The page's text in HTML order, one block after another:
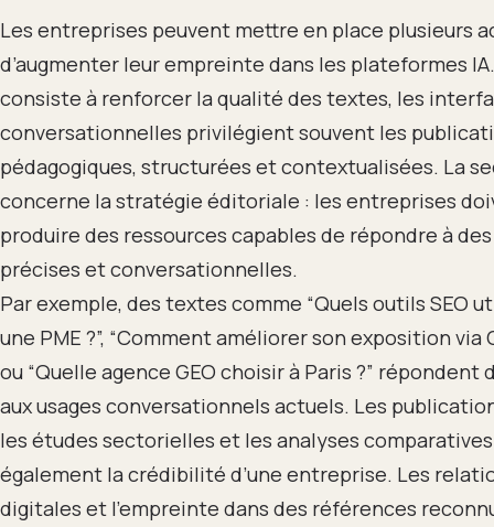
Les entreprises peuvent mettre en place plusieurs
d’augmenter leur empreinte dans les plateformes
consiste à renforcer la qualité des textes, les
conversationnelles privilégient souvent les
pédagogiques, structurées et contextualisées. La
concerne la stratégie éditoriale : les entreprises
produire des ressources capables de répondre à
précises et conversationnelles.
Par exemple, des textes comme “Quels outils SEO
une PME ?”, “Comment améliorer son exposition via
ou “Quelle agence GEO choisir à Paris ?” répondent
aux usages conversationnels actuels. Les
les études sectorielles et les analyses
également la crédibilité d’une entreprise. Les
digitales et l’empreinte dans des références